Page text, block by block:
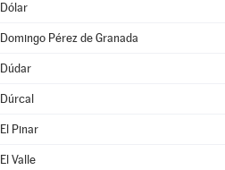
Dólar
Domingo Pérez de Granada
Dúdar
Dúrcal
El Pinar
El Valle